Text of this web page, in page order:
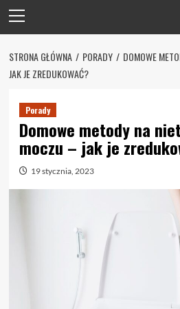
Menu
STRONA GŁÓWNA PORADY
DOMOWE
JAK JE ZREDUKOWAĆ?
Porady
Domowe metody na
moczu – jak je
19 stycznia, 2023